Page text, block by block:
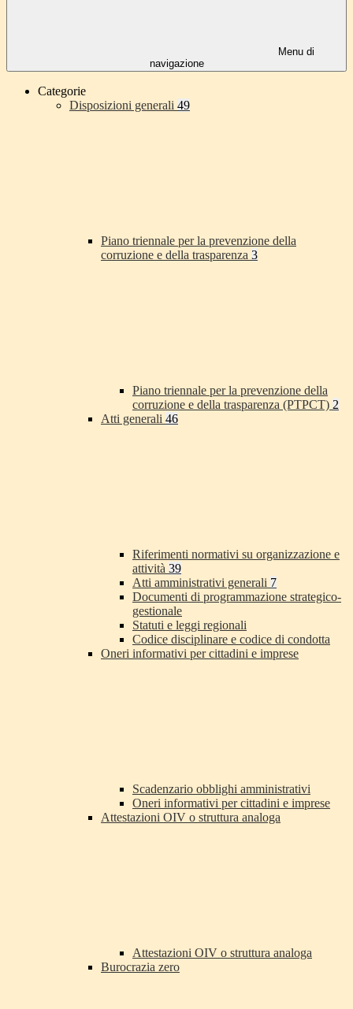
Menu di
navigazione
Categorie
Disposizioni generali 49
Piano triennale per la prevenzione della
corruzione e della trasparenza 3
Piano triennale per la prevenzione della
corruzione e della trasparenza (PTPCT) 2
Atti generali 46
Riferimenti normativi su organizzazione e
attività 39
Atti amministrativi generali 7
Documenti di programmazione strategico-
gestionale
Statuti e leggi regionali
Codice disciplinare e codice di condotta
Oneri informativi per cittadini e imprese
Scadenzario obblighi amministrativi
Oneri informativi per cittadini e imprese
Attestazioni OIV o struttura analoga
Attestazioni OIV o struttura analoga
Burocrazia zero